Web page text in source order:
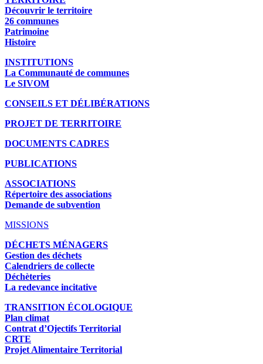
Découvrir le territoire
26 communes
Patrimoine
Histoire
INSTITUTIONS
La Communauté de communes
Le SIVOM
CONSEILS ET DÉLIBÉRATIONS
PROJET DE TERRITOIRE
DOCUMENTS CADRES
PUBLICATIONS
ASSOCIATIONS
Répertoire des associations
Demande de subvention
MISSIONS
DÉCHETS MÉNAGERS
Gestion des déchets
Calendriers de collecte
Déchèteries
La redevance incitative
TRANSITION ÉCOLOGIQUE
Plan climat
Contrat d’Ojectifs Territorial
CRTE
Projet Alimentaire Territorial